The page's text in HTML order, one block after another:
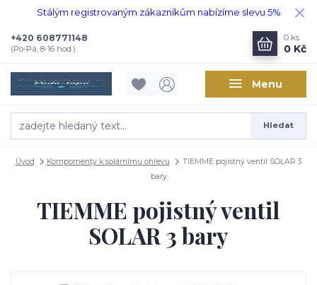
Stálým registrovaným zákazníkům nabízíme slevu 5%
Menu
Hledat
+420 608771148
(Po-Pá, 8-16 hod.)
0 ks
0 Kč
Úvod Kompomenty k solárnímu ohřevu
TIEMME pojistný ventil SOLAR 3
bary
TIEMME pojistný ventil
SOLAR 3 bary